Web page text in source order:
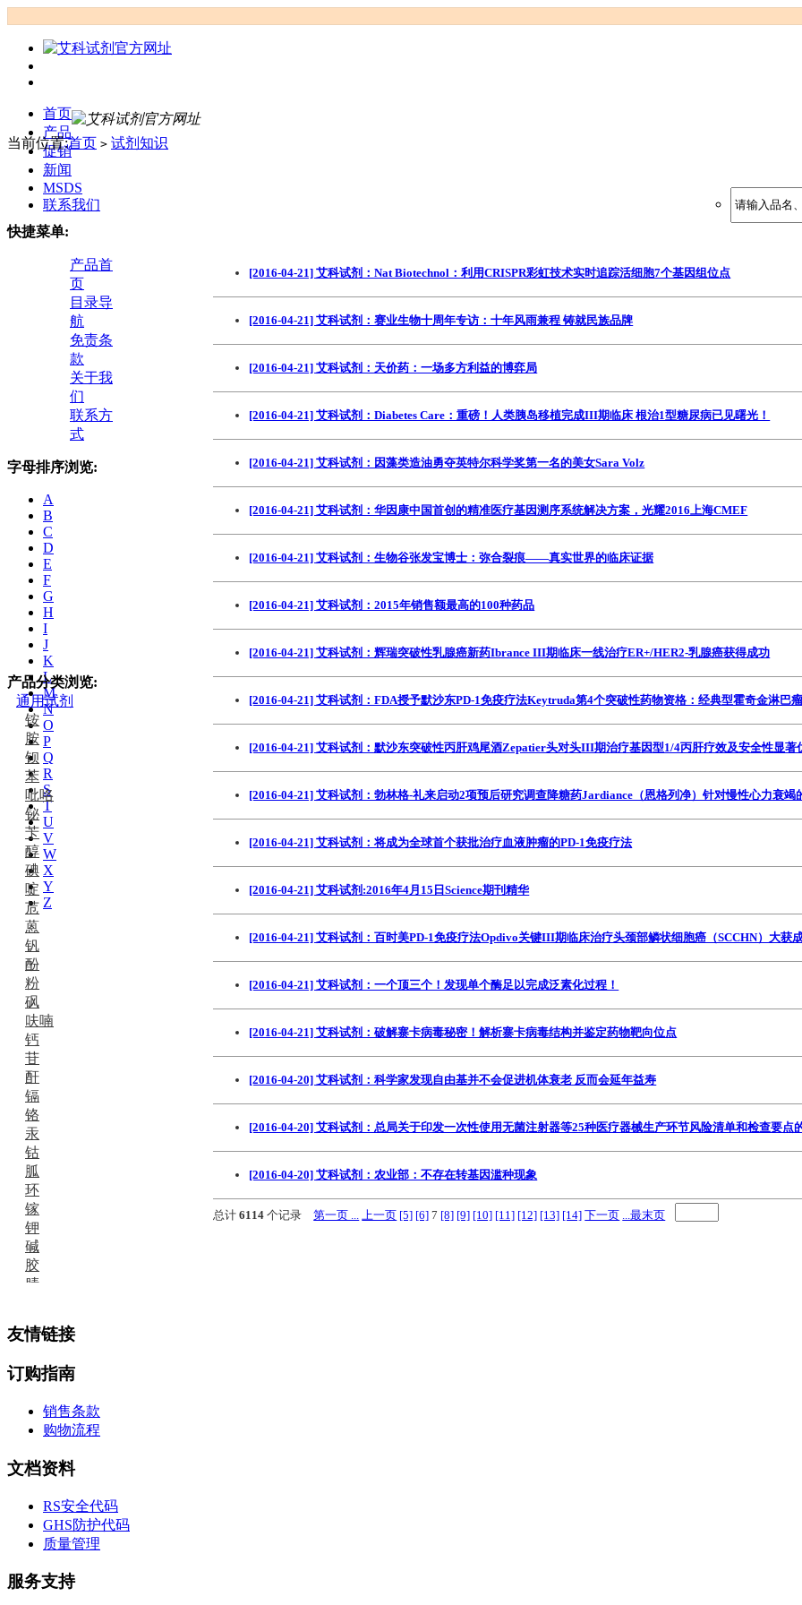
首页
产品
促销
新闻
MSDS
联系我们
当前位置:首页 > 试剂知识
快捷菜单:
产品首
页
目录导
航
免责条
款
关于我
们
联系方
式
字母排序浏览:
A
B
C
D
E
F
G
H
I
J
K
L
M
N
O
P
Q
R
S
T
U
V
W
X
Y
Z
产品分类浏览:
通用试剂
铵
胺
钡
苯
吡咯
铋
苄
醇
碘
啶
苊
蒽
钒
酚
粉
砜
呋喃
钙
苷
酐
镉
铬
汞
钴
胍
环
镓
钾
碱
胶
腈
肼
醌
锂
磷
膦
铝
镁
锰
硅烷
林
[2016-04-21] 艾科试剂：Nat Biotechnol：利用CRISPR彩虹技术实时追踪活细胞7个基因组位点
[2016-04-21] 艾科试剂：赛业生物十周年专访：十年风雨兼程 铸就民族品牌
[2016-04-21] 艾科试剂：天价药：一场多方利益的博弈局
[2016-04-21] 艾科试剂：Diabetes Care：重磅！人类胰岛移植完成III期临床 根治1型糖尿病已见曙光！
[2016-04-21] 艾科试剂：因藻类造油勇夺英特尔科学奖第一名的美女Sara Volz
[2016-04-21] 艾科试剂：华因康中国首创的精准医疗基因测序系统解决方案，光耀2016上海CMEF
[2016-04-21] 艾科试剂：生物谷张发宝博士：弥合裂痕——真实世界的临床证据
[2016-04-21] 艾科试剂：2015年销售额最高的100种药品
[2016-04-21] 艾科试剂：辉瑞突破性乳腺癌新药Ibrance III期临床一线治疗ER+/HER2-乳腺癌获得成功
[2016-04-21] 艾科试剂：FDA授予默沙东PD-1免疫疗法Keytruda第4个突破性药物资格：经典型霍奇金淋巴瘤
[2016-04-21] 艾科试剂：默沙东突破性丙肝鸡尾酒Zepatier头对头III期治疗基因型1/4丙肝疗效及安全性显著
[2016-04-21] 艾科试剂：勃林格-礼来启动2项预后研究调查降糖药Jardiance（恩格列净）针对慢性心力衰竭
[2016-04-21] 艾科试剂：将成为全球首个获批治疗血液肿瘤的PD-1免疫疗法
[2016-04-21] 艾科试剂:2016年4月15日Science期刊精华
[2016-04-21] 艾科试剂：百时美PD-1免疫疗法Opdivo关键III期临床治疗头颈部鳞状细胞癌（SCCHN）大获
[2016-04-21] 艾科试剂：一个顶三个！发现单个酶足以完成泛素化过程！
[2016-04-21] 艾科试剂：破解寨卡病毒秘密！解析寨卡病毒结构并鉴定药物靶向位点
[2016-04-20] 艾科试剂：科学家发现自由基并不会促进机体衰老 反而会延年益寿
[2016-04-20] 艾科试剂：总局关于印发一次性使用无菌注射器等25种医疗器械生产环节风险清单和检查要点
[2016-04-20] 艾科试剂：农业部：不存在转基因滥种现象
总计6114 个记录 第一页 ... 上一页 [5] [6] 7 [8] [9] [10] [11] [12] [13] [14] 下一页 ...最末页
友情链接
订购指南
销售条款
购物流程
文档资料
RS安全代码
GHS防护代码
质量管理
服务支持